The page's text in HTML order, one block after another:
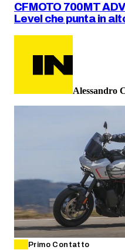
CFMOTO 700MT
Level che punta in
Alessandro
Primo Contatto